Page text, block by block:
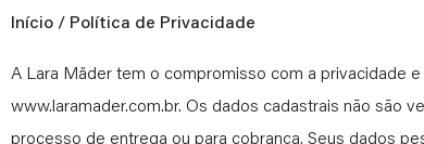
Início / Política de Privacidade
A Lara Mäder tem o compromisso com a privacidade
www.laramader.com.br. Os dados cadastrais não são
processo de entrega ou para cobrança. Seus dados